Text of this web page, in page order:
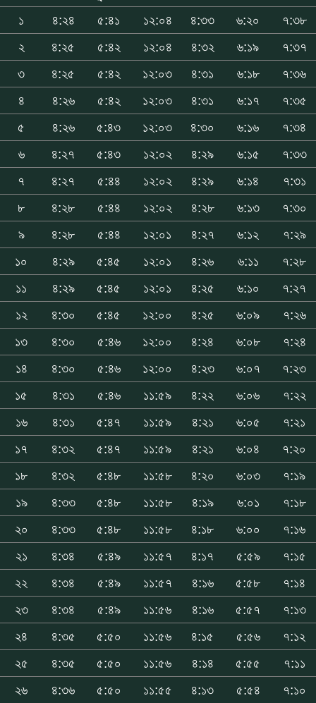
১
৪:২৪ ৫:৪১ ১২:০৪ ৪:৩৩ ৬:২০
৭:৩৮
২
৪:২৫ ৫:৪২ ১২:০৪ ৪:৩২ ৬:১৯
৭:৩৭
৩
৪:২৫ ৫:৪২ ১২:০৩ ৪:৩১ ৬:১৮
৭:৩৬
৪
৪:২৬ ৫:৪২ ১২:০৩ ৪:৩১ ৬:১৭
৭:৩৫
৫
৪:২৬ ৫:৪৩ ১২:০৩ ৪:৩০ ৬:১৬
৭:৩৪
৬
৪:২৭ ৫:৪৩ ১২:০২ ৪:২৯ ৬:১৫
৭:৩৩
৭
৪:২৭ ৫:৪৪ ১২:০২ ৪:২৯ ৬:১৪
৭:৩১
৮
৪:২৮ ৫:৪৪ ১২:০২ ৪:২৮ ৬:১৩
৭:৩০
৯
৪:২৮ ৫:৪৪ ১২:০১ ৪:২৭ ৬:১২
৭:২৯
১০
৪:২৯ ৫:৪৫ ১২:০১ ৪:২৬ ৬:১১
৭:২৮
১১
৪:২৯ ৫:৪৫ ১২:০১ ৪:২৫ ৬:১০
৭:২৭
১২
৪:৩০ ৫:৪৫ ১২:০০ ৪:২৫ ৬:০৯
৭:২৬
১৩
৪:৩০ ৫:৪৬ ১২:০০ ৪:২৪ ৬:০৮
৭:২৪
১৪
৪:৩০ ৫:৪৬ ১২:০০ ৪:২৩ ৬:০৭
৭:২৩
১৫
৪:৩১ ৫:৪৬ ১১:৫৯ ৪:২২ ৬:০৬
৭:২২
১৬
৪:৩১ ৫:৪৭ ১১:৫৯ ৪:২১ ৬:০৫
৭:২১
১৭
৪:৩২ ৫:৪৭ ১১:৫৯ ৪:২১ ৬:০৪
৭:২০
১৮
৪:৩২ ৫:৪৮ ১১:৫৮ ৪:২০ ৬:০৩
৭:১৯
১৯
৪:৩৩ ৫:৪৮ ১১:৫৮ ৪:১৯ ৬:০১
৭:১৮
২০
৪:৩৩ ৫:৪৮ ১১:৫৮ ৪:১৮ ৬:০০
৭:১৬
২১
৪:৩৪ ৫:৪৯ ১১:৫৭ ৪:১৭ ৫:৫৯
৭:১৫
২২
৪:৩৪ ৫:৪৯ ১১:৫৭ ৪:১৬ ৫:৫৮
৭:১৪
২৩
৪:৩৪ ৫:৪৯ ১১:৫৬ ৪:১৬ ৫:৫৭
৭:১৩
২৪
৪:৩৫ ৫:৫০ ১১:৫৬ ৪:১৫ ৫:৫৬
৭:১২
২৫
৪:৩৫ ৫:৫০ ১১:৫৬ ৪:১৪ ৫:৫৫
৭:১১
২৬
৪:৩৬ ৫:৫০ ১১:৫৫ ৪:১৩ ৫:৫৪
৭:১০